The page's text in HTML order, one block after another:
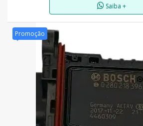
Saiba +
Promoção